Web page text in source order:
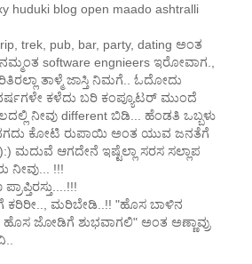
huduki blog open maado ashtralli
trek, pub, bar, party, dating ಅಂತ
software engnieers ಇರೋವಾಗ.,
ತಾಳ್ಮೆ ಜಾಸ್ತಿ ನಿಮಗೆ.. ಓದೋದು
ಕಳೆದು ಬರಿ ಕಂಪ್ಯೂಟರ್ ಮುಂದೆ
ನೀವು different ಬಿಡಿ... ಹೆಂಡತಿ ಒಬ್ಬಳು
ಕೋಟಿ ರುಪಾಯಿ ಅಂತ ಯುವ ಜನತೆಗೆ
ಮದುವೆ ಆಗದೇನೆ ಇಷ್ಟೆಲ್ಲಾ ಸರಸ ಸಲ್ಲಾಪ
ನೀವು... !!!
ಮರಿಬೇಡಿ..!! "ಹೊಸ ಬಾಳಿನ
ಜೋಡಿಗೆ ಶುಭವಾಗಲಿ" ಅಂತ ಅಣ್ಣಾವ್ರು